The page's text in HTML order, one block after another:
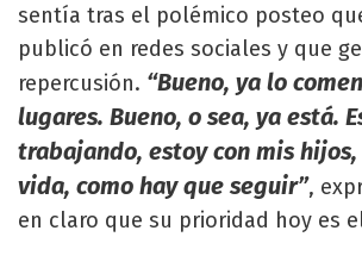
sentía tras el polémico posteo
publicó en redes sociales y que
repercusión. “Bueno, ya lo
lugares. Bueno, o sea, ya está.
trabajando, estoy con mis
vida, como hay que seguir”,
en claro que su prioridad hoy es